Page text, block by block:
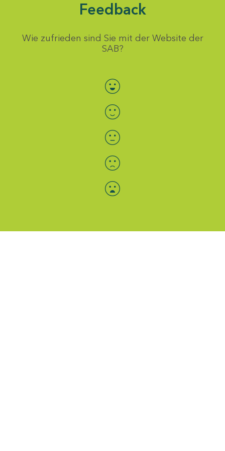
Feedback
Wie zufrieden sind Sie mit der Website der
SAB?
Bewertung auswählen